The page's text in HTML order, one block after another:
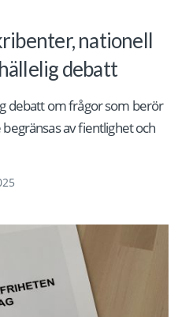
nationell
debatt
debatt om frågor som berör
av fientlighet och